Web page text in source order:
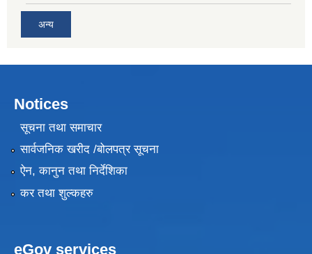
अन्य
Notices
सूचना तथा समाचार
सार्वजनिक खरीद /बोलपत्र सूचना
ऐन, कानुन तथा निर्देशिका
कर तथा शुल्कहरु
eGov services